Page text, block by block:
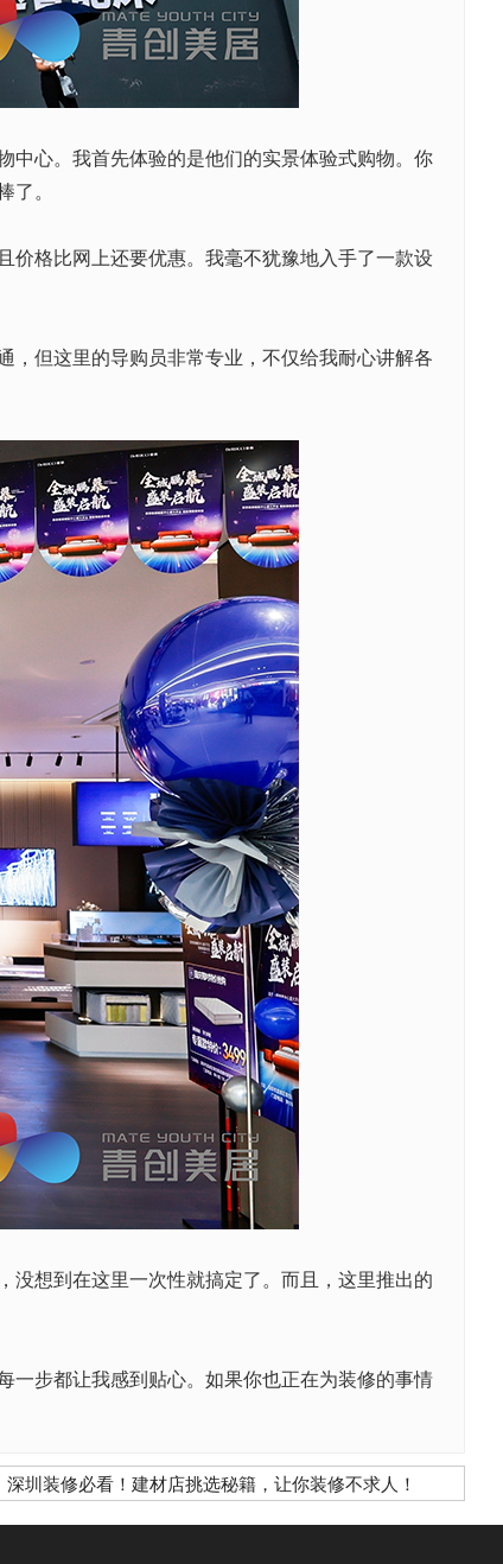
中心。我首先体验的是他们的实景体验式购物。你
。
格比网上还要优惠。我毫不犹豫地入手了一款设
但这里的导购员非常专业，不仅给我耐心讲解各
想到在这里一次性就搞定了。而且，这里推出的
步都让我感到贴心。如果你也正在为装修的事情
深圳装修必看！建材店挑选秘籍，让你装修不求人！